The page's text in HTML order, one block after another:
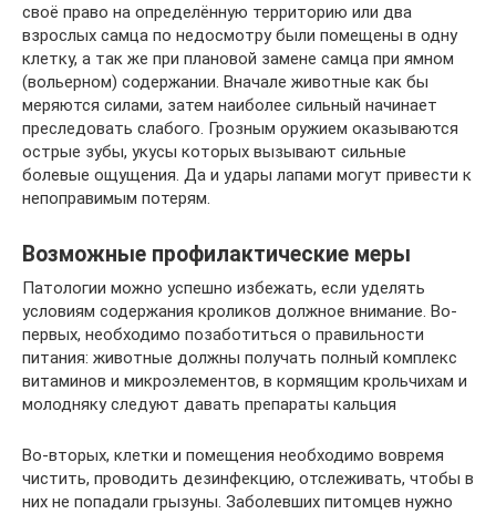
своё право на определённую территорию или два
взрослых самца по недосмотру были помещены в одну
клетку, а так же при плановой замене самца при ямном
(вольерном) содержании. Вначале животные как бы
меряются силами, затем наиболее сильный начинает
преследовать слабого. Грозным оружием оказываются
острые зубы, укусы которых вызывают сильные
болевые ощущения. Да и удары лапами могут привести к
непоправимым потерям.
Возможные профилактические меры
Патологии можно успешно избежать, если уделять
условиям содержания кроликов должное внимание. Во-
первых, необходимо позаботиться о правильности
питания: животные должны получать полный комплекс
витаминов и микроэлементов, в кормящим крольчихам и
молодняку следуют давать препараты кальция
Во-вторых, клетки и помещения необходимо вовремя
чистить, проводить дезинфекцию, отслеживать, чтобы в
них не попадали грызуны. Заболевших питомцев нужно